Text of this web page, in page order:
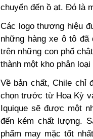
chuyển đến ồ ạt. Đó là
Các logo thương hiệu
những hàng xe ô tô
trên những con phố
thành một kho phân
Về bản chất, Chile chỉ
chọn trước từ Hoa Kỳ
Iquique sẽ được một
đến kém chất lượng.
phẩm may mặc tốt